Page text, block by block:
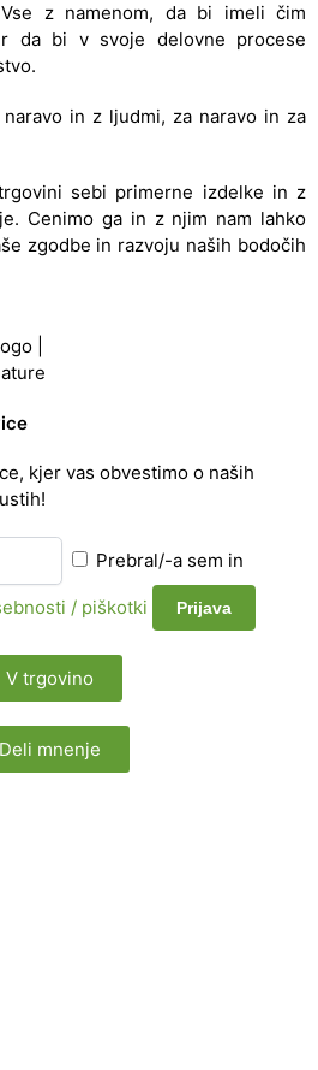
z namenom, da bi imeli čim
da bi v svoje delovne procese
in z ljudmi, za naravo in za
sebi primerne izdelke in z
Cenimo ga in z njim nam lahko
zgodbe in razvoju naših bodočih
kjer vas obvestimo o naših
Prebral/-a sem in
/ piškotki
V trgovino
Deli mnenje